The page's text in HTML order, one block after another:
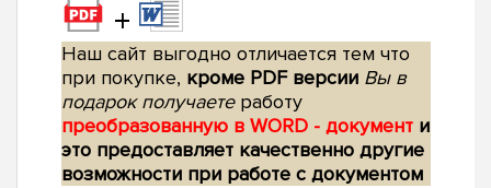
+
Наш сайт выгодно отличается тем что
при покупке, кроме PDF версии Вы в
подарок получаетеработу
преобразованную в WORD - документ и
это предоставляет качественно другие
возможности при работе с документом